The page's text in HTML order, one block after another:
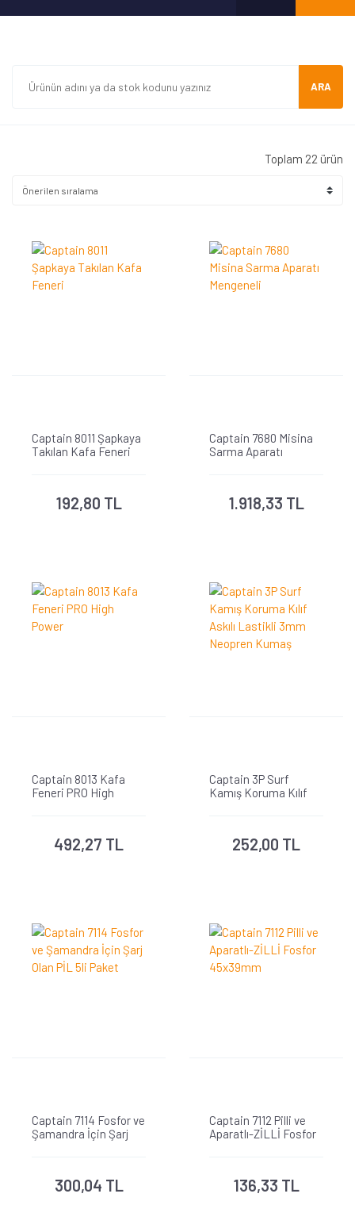
ARA
Toplam 22 ürün
Captain 8011 Şapkaya
Takılan Kafa Feneri
192,80 TL
Captain 7680 Misina
Sarma Aparatı
1.918,33 TL
Captain 8013 Kafa
Feneri PRO High
492,27 TL
Captain 3P Surf
Kamış Koruma Kılıf
252,00 TL
Captain 7114 Fosfor ve
Şamandra İçin Şarj
300,04 TL
Captain 7112 Pilli ve
Aparatlı-ZİLLİ Fosfor
136,33 TL